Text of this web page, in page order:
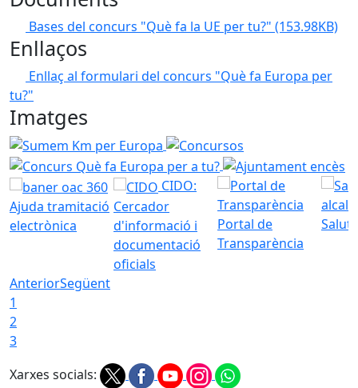
Bases del concurs "Què fa la UE per tu?" (153.98KB)
Enllaços
Enllaç al formulari del concurs "Què fa Europa per
tu?"
Imatges
Sumem Km per Europa Concursos "Sumem Km per la
Ajuntament encès
Ajuda tramitació
electrònica
CIDO:
Cercador
d'informació i
documentació
oficials
Portal de
Transparència
AnteriorSegüent
1
2
3
Xarxes socials: